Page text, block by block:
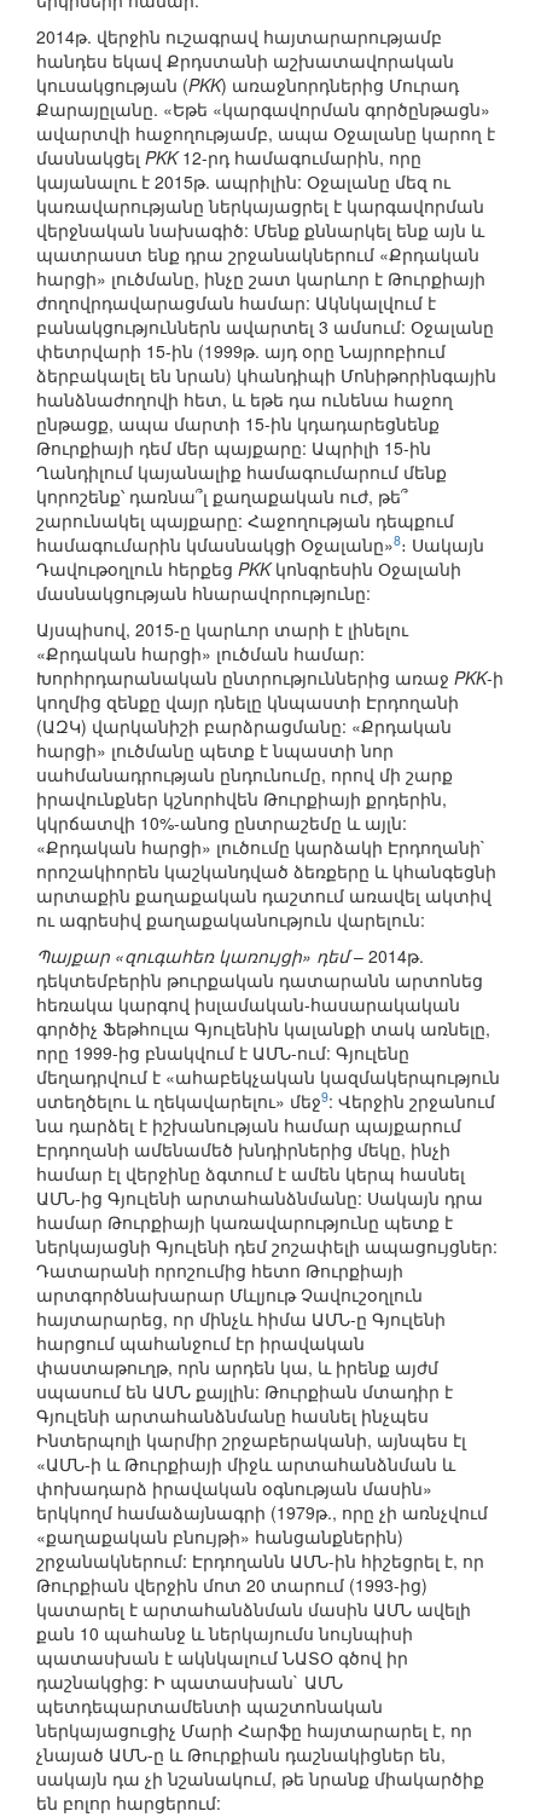
2014թ. վերջին ուշագրավ հայտարարությամբ
հանդես եկավ Քրդստանի աշխատավորական
կուսակցության (PKK) առաջնորդներից Մուրադ
Քարայըլանը. «Եթե «կարգավորման գործընթացն»
ավարտվի հաջողությամբ, ապա Օջալանը կարող է
մասնակցել PKK12-րդ համագումարին, որը
կայանալու է 2015թ. ապրիլին: Օջալանը մեզ ու
կառավարությանը ներկայացրել է կարգավորման
վերջնական նախագիծ: Մենք քննարկել ենք այն և
պատրաստ ենք դրա շրջանակներում «Քրդական
հարցի» լուծմանը, ինչը շատ կարևոր է Թուրքիայի
ժողովրդավարացման համար: Ակնկալվում է
բանակցություններն ավարտել 3 ամսում: Օջալանը
փետրվարի 15-ին (1999թ. այդ օրը Նայրոբիում
ձերբակալել են նրան) կհանդիպի Մոնիթորինգային
հանձնաժողովի հետ, և եթե դա ունենա հաջող
ընթացք, ապա մարտի 15-ին կդադարեցնենք
Թուրքիայի դեմ մեր պայքարը: Ապրիլի 15-ին
Ղանդիլում կայանալիք համագումարում մենք
կորոշենք՝ դառնա՞լ քաղաքական ուժ, թե՞
շարունակել պայքարը: Հաջողության դեպքում
համագումարին կմասնակցի Օջալանը»8։ Սակայն
Դավութօղլուն հերքեց PKKկոնգրեսին Օջալանի
մասնակցության հնարավորությունը:
Այսպիսով, 2015-ը կարևոր տարի է լինելու
«Քրդական հարցի» լուծման համար:
Խորհրդարանական ընտրություններից առաջ PKK-ի
կողմից զենքը վայր դնելը կնպաստի Էրդողանի
(ԱԶԿ) վարկանիշի բարձրացմանը: «Քրդական
հարցի» լուծմանը պետք է նպաստի նոր
սահմանադրության ընդունումը, որով մի շարք
իրավունքներ կշնորհվեն Թուրքիայի քրդերին,
կկրճատվի 10%-անոց ընտրաշեմը և այլն:
«Քրդական հարցի» լուծումը կարձակի Էրդողանի`
որոշակիորեն կաշկանդված ձեռքերը և կհանգեցնի
արտաքին քաղաքական դաշտում առավել ակտիվ
ու ագրեսիվ քաղաքականություն վարելուն:
Պայքար «զուգահեռ կառույցի» դեմ– 2014թ.
դեկտեմբերին թուրքական դատարանն արտոնեց
հեռակա կարգով իսլամական-հասարակական
գործիչ Ֆեթհուլա Գյուլենին կալանքի տակ առնելը,
որը 1999-ից բնակվում է ԱՄՆ-ում: Գյուլենը
մեղադրվում է «ահաբեկչական կազմակերպություն
ստեղծելու և ղեկավարելու» մեջ9: Վերջին շրջանում
նա դարձել է իշխանության համար պայքարում
Էրդողանի ամենամեծ խնդիրներից մեկը, ինչի
համար էլ վերջինը ձգտում է ամեն կերպ հասնել
ԱՄՆ-ից Գյուլենի արտահանձնմանը: Սակայն դրա
համար Թուրքիայի կառավարությունը պետք է
ներկայացնի Գյուլենի դեմ շոշափելի ապացույցներ:
Դատարանի որոշումից հետո Թուրքիայի
արտգործնախարար Մևլյութ Չավուշօղլուն
հայտարարեց, որ մինչև հիմա ԱՄՆ-ը Գյուլենի
հարցում պահանջում էր իրավական
փաստաթուղթ, որն արդեն կա, և իրենք այժմ
սպասում են ԱՄՆ քայլին: Թուրքիան մտադիր է
Գյուլենի արտահանձնմանը հասնել ինչպես
Ինտերպոլի կարմիր շրջաբերականի, այնպես էլ
«ԱՄՆ-ի և Թուրքիայի միջև արտահանձնման և
փոխադարձ իրավական օգնության մասին»
երկկողմ համաձայնագրի (1979թ., որը չի առնչվում
«քաղաքական բնույթի» հանցանքներին)
շրջանակներում: Էրդողանն ԱՄՆ-ին հիշեցրել է, որ
Թուրքիան վերջին մոտ 20 տարում (1993-ից)
կատարել է արտահանձնման մասին ԱՄՆ ավելի
քան 10 պահանջ և ներկայումս նույնպիսի
պատասխան է ակնկալում ՆԱՏՕ գծով իր
դաշնակցից: Ի պատասխան` ԱՄՆ
պետդեպարտամենտի պաշտոնական
ներկայացուցիչ Մարի Հարֆը հայտարարել է, որ
չնայած ԱՄՆ-ը և Թուրքիան դաշնակիցներ են,
սակայն դա չի նշանակում, թե նրանք միակարծիք
են բոլոր հարցերում: